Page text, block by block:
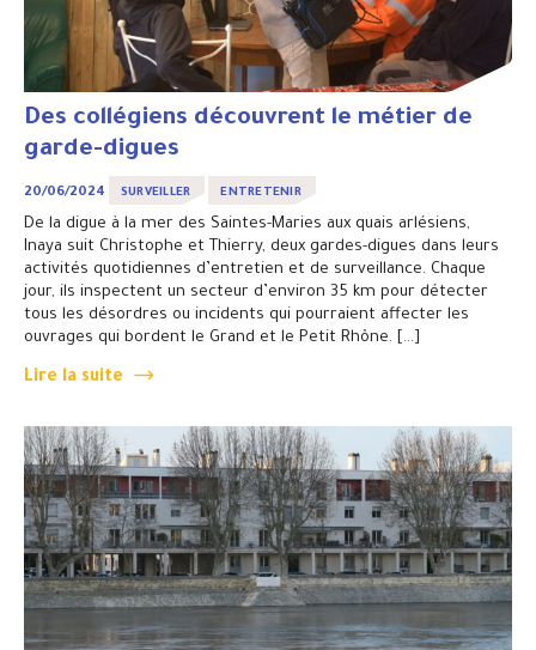
Des collégiens découvrent le métier de
garde-digues
20/06/2024 SURVEILLER ENTRETENIR
De la digue à la mer des Saintes-Maries aux quais arlésiens,
Inaya suit Christophe et Thierry, deux gardes-digues dans leurs
activités quotidiennes d’entretien et de surveillance. Chaque
jour, ils inspectent un secteur d’environ 35 km pour détecter
tous les désordres ou incidents qui pourraient affecter les
ouvrages qui bordent le Grand et le Petit Rhône. […]
Lire la suite